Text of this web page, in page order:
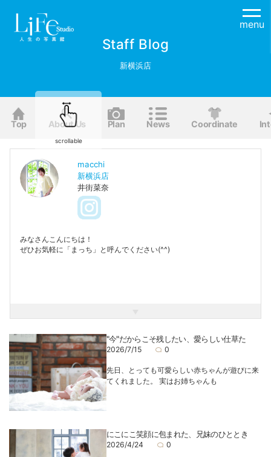
menu
Staff Blog
新横浜店
Top About Us Plan News Coordinate
macchi
新横浜店
井街菜奈
みなさんこんにちは！
ぜひお気軽に「まっち」と呼んでください(^^)
"今"だからこそ残したい、愛らしい仕草た
2026/7/15 0
先日、とっても可愛らしい赤ちゃんが遊びに来
てくれました。 実はお姉ちゃんも
にこにこ笑顔に包まれた、兄妹のひととき
2026/4/24 0